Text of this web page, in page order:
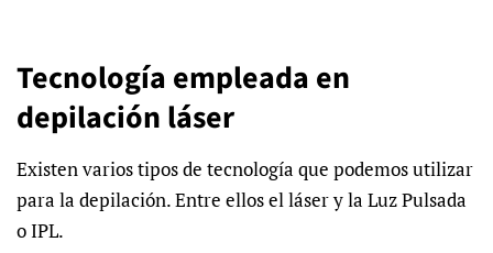
Tecnología empleada en
depilación láser
Existen varios tipos de tecnología que podemos utilizar
para la depilación.Entre ellos el láser y la Luz Pulsada
o IPL.